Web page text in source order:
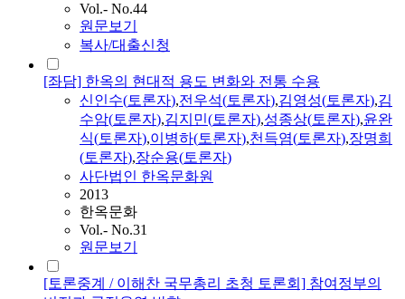
Vol.- No.44
원문보기
복사/대출신청
[좌담] 한옥의 현대적 용도 변화와 전통 수용
신인수(토론자),전우석(토론자),김영성(토론자),김
수암(토론자),김지민(토론자),성종상(토론자),윤완
식(토론자),이병하(토론자),천득염(토론자),장명희
(토론자),장순용(토론자)
사단법인 한옥문화원
2013
한옥문화
Vol.- No.31
원문보기
[토론중계 / 이해찬 국무총리 초청 토론회] 참여정부의